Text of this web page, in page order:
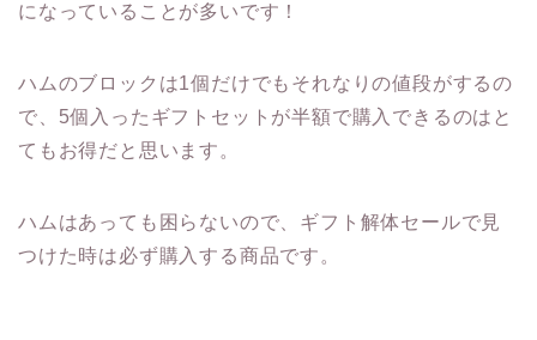
になっていることが多いです！
ハムのブロックは1個だけでもそれなりの値段がするの
で、5個入ったギフトセットが半額で購入できるのはと
てもお得だと思います。
ハムはあっても困らないので、ギフト解体セールで見
つけた時は必ず購入する商品です。